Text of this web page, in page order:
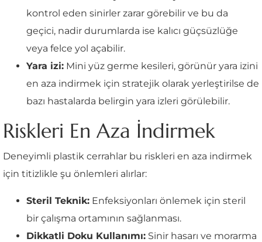
kontrol eden sinirler zarar görebilir ve bu da
geçici, nadir durumlarda ise kalıcı güçsüzlüğe
veya felce yol açabilir.
Yara izi: Mini yüz germe kesileri, görünür yara izini
en aza indirmek için stratejik olarak yerleştirilse de
bazı hastalarda belirgin yara izleri görülebilir.
Riskleri En Aza İndirmek
Deneyimli plastik cerrahlar bu riskleri en aza indirmek
için titizlikle şu önlemleri alırlar:
Steril Teknik: Enfeksiyonları önlemek için steril
bir çalışma ortamının sağlanması.
Dikkatli Doku Kullanımı: Sinir hasarı ve morarma